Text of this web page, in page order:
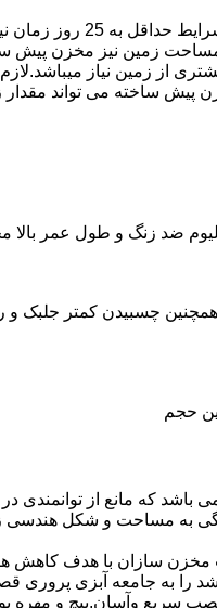
علاوه بر هزینه ساخت از نظر زمانبندی آماده سازی و احداث مخزن بتنی در بهترین شرایط حداقل به
4 روززمان می برد.از نظر مساحت زمین نیز مخزن
از زمین نیاز میباشد.لازم
پیش ساخته می تواند مقدار
ضد زنگ و طول عمر بالا
چسبیدن کمتر جلبک و
حجم
که مانع از توانمندی
به مساحت و شکل هندسی
سازان با هدف کاهش
را به جامعه آبزی
و مهره بودن